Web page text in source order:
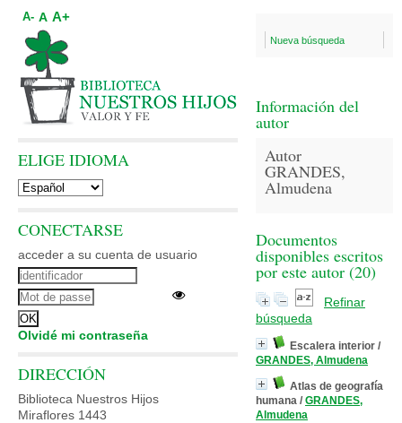
Nueva búsqueda
Información del
autor
Autor
GRANDES,
Almudena
Documentos
disponibles escritos
por este autor (20)
Refinar
búsqueda
Escalera interior /
GRANDES, Almudena
Atlas de geografía
humana / GRANDES,
Almudena
A- A A+
ELIGE IDIOMA
CONECTARSE
acceder a su cuenta de usuario
Olvidé mi contraseña
DIRECCIÓN
Biblioteca Nuestros Hijos
Miraflores 1443